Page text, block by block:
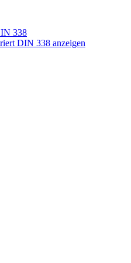
338
DIN 338 anzeigen